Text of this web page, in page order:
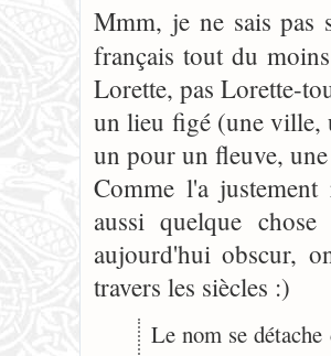
Mmm, je ne sais pas
français tout du
Lorette, pas Lorette-
un lieu figé (une ville,
un pour un fleuve,
Comme l'a
aussi quelque
aujourd'hui obscur,
travers les siècles :)
Le nom se